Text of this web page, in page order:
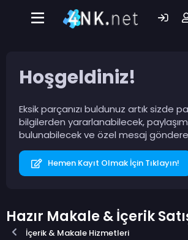
Hoşgeldiniz!
Eksik parçanızı buldunuz artık sizde
bilgilerden yararlanabilecek,
bulunabilecek ve özel mesaj
Hemen Kayıt Olmak İçin Tıklayın!
Hazır Makale & İçerik
İçerik & Makale Hizmetleri